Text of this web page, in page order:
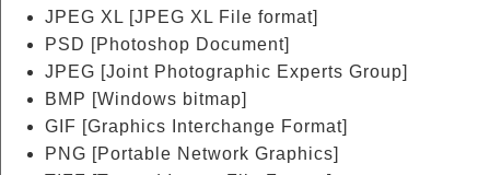
JPEG XL [JPEG XL File format]
PSD [Photoshop Document]
JPEG [Joint Photographic Experts Group]
BMP [Windows bitmap]
GIF [Graphics Interchange Format]
PNG [Portable Network Graphics]